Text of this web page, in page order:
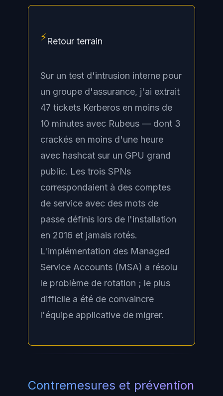
⚡Retour terrain
Sur un test d'intrusion interne pour
un groupe d'assurance, j'ai extrait
47 tickets Kerberos en moins de
10 minutes avec Rubeus — dont 3
crackés en moins d'une heure
avec hashcat sur un GPU grand
public. Les trois SPNs
correspondaient à des comptes
de service avec des mots de
passe définis lors de l'installation
en 2016 et jamais rotés.
L'implémentation des Managed
Service Accounts (MSA) a résolu
le problème de rotation ; le plus
difficile a été de convaincre
l'équipe applicative de migrer.
Contremesures et prévention